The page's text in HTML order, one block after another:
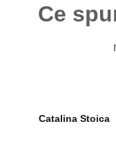
Ce
Catalina Stoica